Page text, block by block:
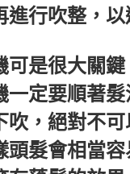
進行吹整，以
可是很大關
一定要順著
吹，絕對不
頭髮會相當